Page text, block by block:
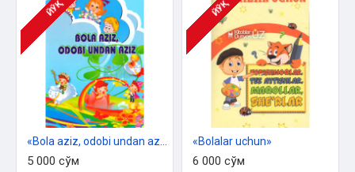
ЙЎҚ
5 000 сўм
ЙЎҚ
«Bolalar uchun»
6 000 сўм